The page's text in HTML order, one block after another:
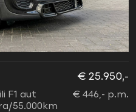
F1 aut
55.000km
€ 25.950,-
€ 446,- p.m.